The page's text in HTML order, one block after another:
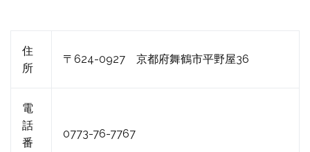
住
所
〒624-0927 京都府舞鶴市平野屋36
電
話
番
0773-76-7767